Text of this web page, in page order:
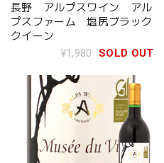
長野 アルプスワイン アル
プスファーム 塩尻ブラック
クイーン
¥1,980
SOLD OUT